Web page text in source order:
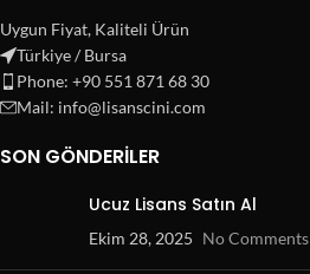
Uygun Fiyat, Kaliteli Ürün
Türkiye / Bursa
Phone: +90 551 871 68 30
Mail: info@lisanscini.com
SON GÖNDERILER
Ucuz Lisans Satın Al
Ekim 28, 2025 No Comments